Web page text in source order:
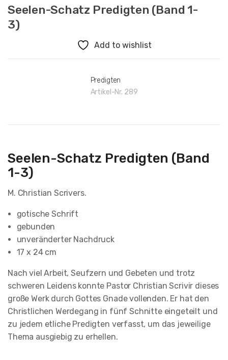
Seelen-Schatz Predigten (Band 1-
3)
Add to wishlist
Predigten
Artikel-Nr. 289
Seelen-Schatz Predigten (Band
1-3)
M. Christian Scrivers.
gotische Schrift
gebunden
unveränderter Nachdruck
17 x 24 cm
Nach viel Arbeit, Seufzern und Gebeten und trotz
schweren Leidens konnte Pastor Christian Scrivir dieses
große Werk durch Gottes Gnade vollenden. Er hat den
Christlichen Werdegang in fünf Schnitte eingeteilt und
zu jedem etliche Predigten verfasst, um das jeweilige
Thema ausgiebig zu erhellen.